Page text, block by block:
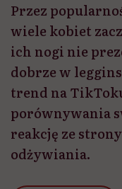
Przez
wiele kobiet
ich nogi nie
dobrze w
trend na
porównywania
reakcję ze
odżywiania.